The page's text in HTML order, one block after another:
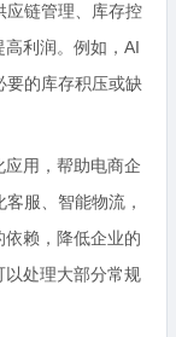
应链管理、库存控
利润。例如，AI
要的库存积压或缺
应用，帮助电商企
服、智能物流，
赖，降低企业的
以处理大部分常规